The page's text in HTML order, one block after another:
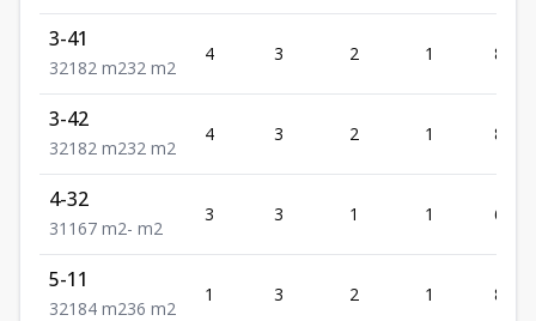
3-41
321 82 m232 m2
4 3 2 1 82
3-42
321 82 m232 m2
4 3 2 1 82
4-32
31 1 67 m2- m2
3 3 1 1 67
5-11
321 84 m236 m2
1 3 2 1 84